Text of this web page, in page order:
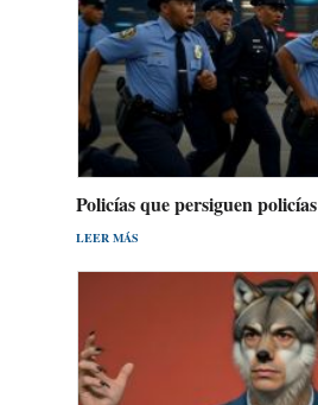
Policías que persiguen policías
LEER MÁS